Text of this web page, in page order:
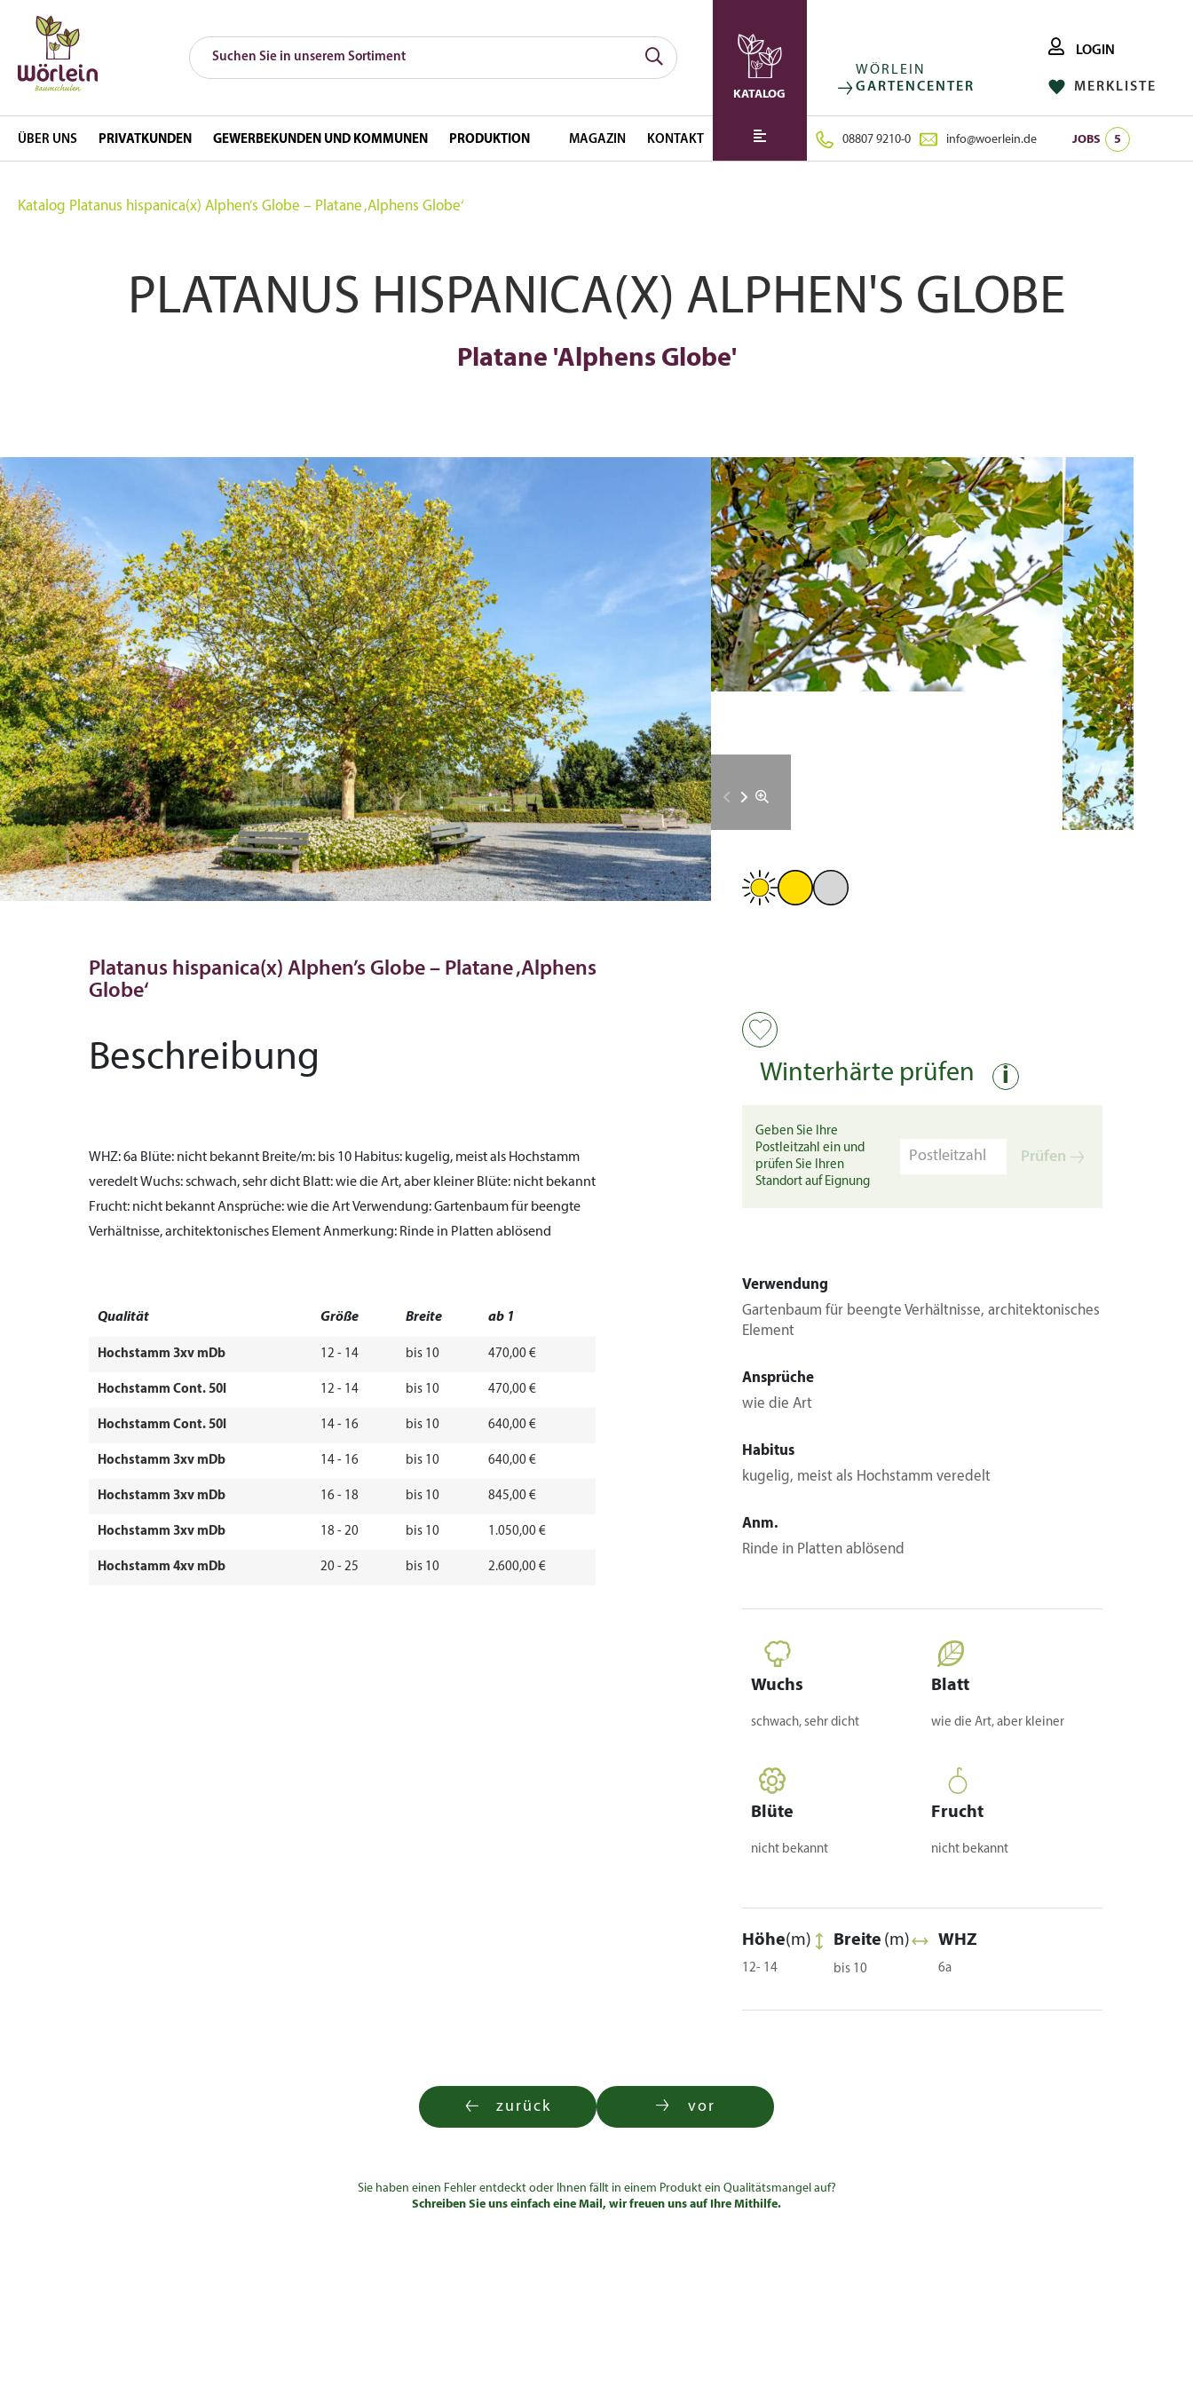
KATALOG
ÜBER UNS PRIVATKUNDEN GEWERBEKUNDEN UND KOMMUNEN PRODUKTION MAGAZIN KONTAKT
WÖRLEIN
GARTENCENTER
LOGIN
MERKLISTE
08807 9210-0 info@woerlein.de JOBS 5
FOLGE UNS AUF: INSTAGRAM FACEBOOK
Katalog Platanus hispanica(x) Alphen’s Globe – Platane ‚Alphens Globe‘
PLATANUS HISPANICA(X) ALPHEN'S GLOBE
Platane 'Alphens Globe'
Platanus hispanica(x) Alphen’s Globe – Platane ‚Alphens
Globe‘
Beschreibung
WHZ:6a Blüte: nicht bekannt Breite/m: bis 10 Habitus: kugelig, meist als Hochstamm
veredeltWuchs:schwach, sehr dicht Blatt:wie die Art, aber kleiner Blüte: nicht bekannt
Frucht: nicht bekanntAnsprüche:wie die ArtVerwendung:Gartenbaum für beengte
Verhältnisse, architektonisches ElementAnmerkung: Rinde in Platten ablösend
Qualität Größe Breite ab 1
Hochstamm 3xv mDb 12 - 14 bis 10 470,00 €
Hochstamm Cont. 50l 12 - 14 bis 10 470,00 €
Hochstamm Cont. 50l 14 - 16 bis 10 640,00 €
Hochstamm 3xv mDb 14 - 16 bis 10 640,00 €
Hochstamm 3xv mDb 16 - 18 bis 10 845,00 €
Hochstamm 3xv mDb 18 - 20 bis 10 1.050,00 €
Hochstamm 4xv mDb 20 - 25 bis 10 2.600,00 €
Winterhärte prüfen i
Geben Sie Ihre
Postleitzahl ein und
prüfen Sie Ihren
Standort auf Eignung
Prüfen
Verwendung
Gartenbaum für beengte Verhältnisse, architektonisches
Element
Ansprüche
wie die Art
Habitus
kugelig, meist als Hochstamm veredelt
Anm.
Rinde in Platten ablösend
Wuchs
schwach, sehr dicht
Blatt
wie die Art, aber kleiner
Blüte
nicht bekannt
Frucht
nicht bekannt
Höhe(m)
12- 14
Breite (m)
bis 10
WHZ
6a
zurück vor
Sie haben einen Fehler entdeckt oder Ihnen fällt in einem Produkt ein Qualitätsmangel auf?
Schreiben Sie uns einfach eine Mail, wir freuen uns auf Ihre Mithilfe.